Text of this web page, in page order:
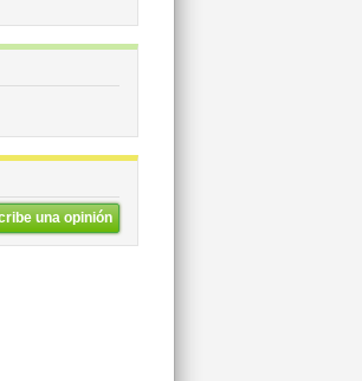
una opinión